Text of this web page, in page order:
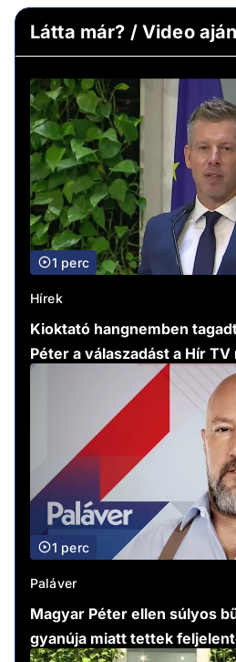
Látta már? / Video
1 perc
Hírek
Kioktató hangnemben
Péter a válaszadást a Hír
1 perc
Paláver
Magyar Péter ellen súlyos
gyanúja miatt tettek